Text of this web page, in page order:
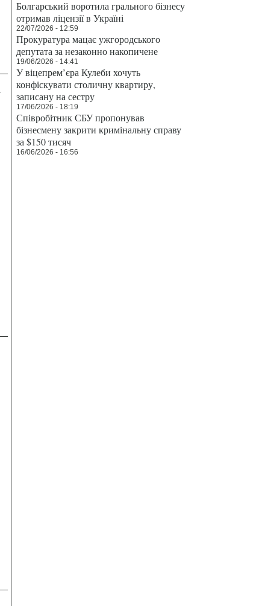
Болгарський воротила грального бізнесу
отримав ліцензії в Україні
22/07/2026 - 12:59
Прокуратура мацає ужгородського
депутата за незаконно накопичене
19/06/2026 - 14:41
У віцепрем’єра Кулеби хочуть
конфіскувати столичну квартиру,
записану на сестру
17/06/2026 - 18:19
Співробітник СБУ пропонував
бізнесмену закрити кримінальну справу
за $150 тисяч
16/06/2026 - 16:56